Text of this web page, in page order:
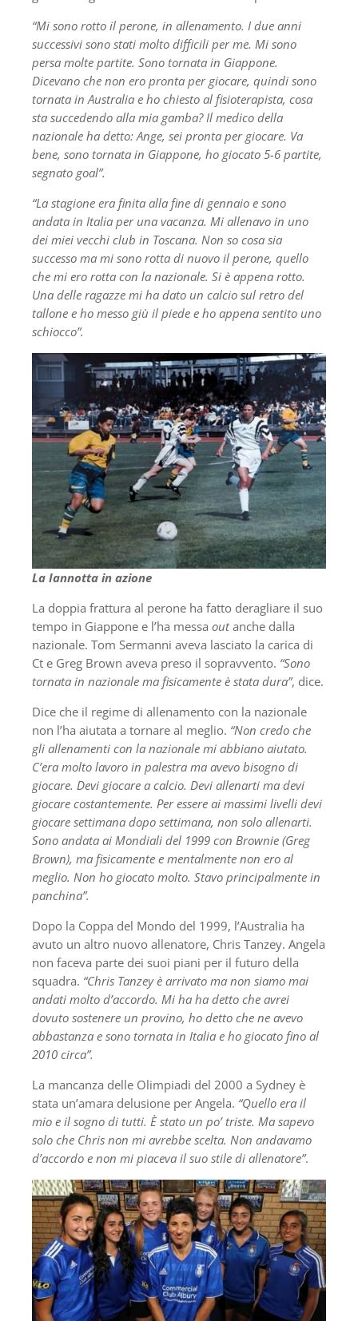
“Mi sono rotto il perone, in allenamento. I due anni
successivi sono stati molto difficili per me. Mi sono
persa molte partite. Sono tornata in Giappone.
Dicevano che non ero pronta per giocare, quindi sono
tornata in Australia e ho chiesto al fisioterapista, cosa
sta succedendo alla mia gamba? Il medico della
nazionale ha detto: Ange, sei pronta per giocare. Va
bene, sono tornata in Giappone, ho giocato 5-6 partite,
segnato goal”.
“La stagione era finita alla fine di gennaio e sono
andata in Italia per una vacanza. Mi allenavo in uno
dei miei vecchi club in Toscana. Non so cosa sia
successo ma mi sono rotta di nuovo il perone, quello
che mi ero rotta con la nazionale. Si è appena rotto.
Una delle ragazze mi ha dato un calcio sul retro del
tallone e ho messo giù il piede e ho appena sentito uno
schiocco”.
La Iannotta in azione
La doppia frattura al perone ha fatto deragliare il suo
tempo in Giappone e l’ha messa outanche dalla
nazionale. Tom Sermanni aveva lasciato la carica di
Ct e Greg Brown aveva preso il sopravvento. “Sono
tornata in nazionale ma fisicamente è stata dura”, dice.
Dice che il regime di allenamento con la nazionale
non l’ha aiutata a tornare al meglio. “Non credo che
gli allenamenti con la nazionale mi abbiano aiutato.
C’era molto lavoro in palestra ma avevo bisogno di
giocare. Devi giocare a calcio. Devi allenarti ma devi
giocare costantemente. Per essere ai massimi livelli devi
giocare settimana dopo settimana, non solo allenarti.
Sono andata ai Mondiali del 1999 con Brownie (Greg
Brown), ma fisicamente e mentalmente non ero al
meglio. Non ho giocato molto. Stavo principalmente in
panchina”.
Dopo la Coppa del Mondo del 1999, l’Australia ha
avuto un altro nuovo allenatore, Chris Tanzey. Angela
non faceva parte dei suoi piani per il futuro della
squadra. “Chris Tanzey è arrivato ma non siamo mai
andati molto d’accordo. Mi ha ha detto che avrei
dovuto sostenere un provino, ho detto che ne avevo
abbastanza e sono tornata in Italia e ho giocato fino al
2010 circa”.
La mancanza delle Olimpiadi del 2000 a Sydney è
stata un’amara delusione per Angela. “Quello era il
mio e il sogno di tutti. È stato un po’ triste. Ma sapevo
solo che Chris non mi avrebbe scelta. Non andavamo
d’accordo e non mi piaceva il suo stile di allenatore”.